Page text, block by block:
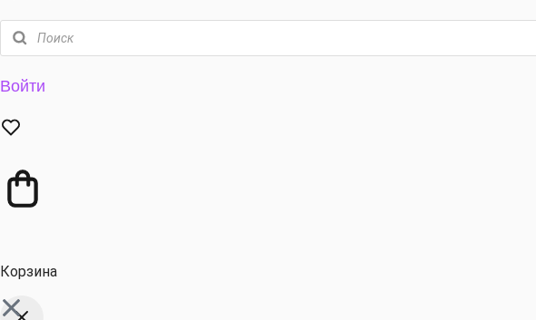
Войти
Корзина